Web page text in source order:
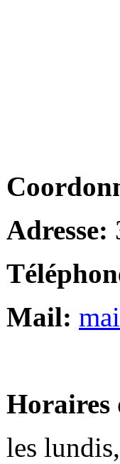
Adresse:
Mail:
Horaires
les